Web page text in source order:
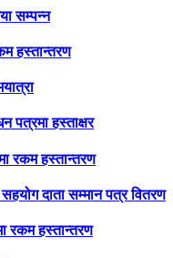
सम्पन्न
हस्तान्तरण
हस्ताक्षर
रकम हस्तान्तरण
दाता सम्मान पत्र वितरण
रकम हस्तान्तरण